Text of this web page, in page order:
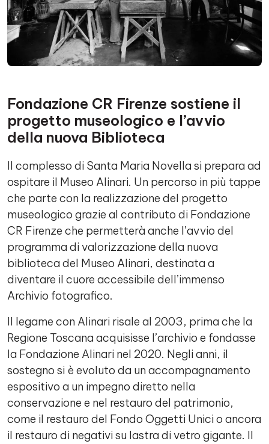
Fondazione CR Firenze sostiene il
progetto museologico e l’avvio
della nuova Biblioteca
Il complesso di Santa Maria Novella si prepara ad
ospitare il Museo Alinari. Un percorso in più tappe
che parte con la realizzazione del progetto
museologico grazie al contributo di Fondazione
CR Firenze che permetterà anche l’avvio del
programma di valorizzazione della nuova
biblioteca del Museo Alinari, destinata a
diventare il cuore accessibile dell’immenso
Archivio fotografico.
Il legame con Alinari risale al 2003, prima che la
Regione Toscana acquisisse l’archivio e fondasse
la Fondazione Alinari nel 2020. Negli anni, il
sostegno si è evoluto da un accompagnamento
espositivo a un impegno diretto nella
conservazione e nel restauro del patrimonio,
come il restauro del Fondo Oggetti Unici o ancora
il restauro di negativi su lastra di vetro gigante. Il